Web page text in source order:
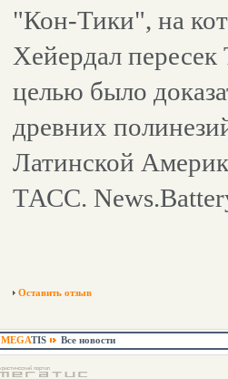
"Кон-Тики", на
Хейердал
целью было
древних
Латинской
ТАСС.
Оставить отзыв
MEGATIS Все новости